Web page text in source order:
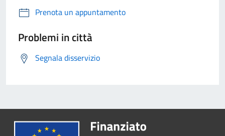
Prenota un appuntamento
Problemi in città
Segnala disservizio